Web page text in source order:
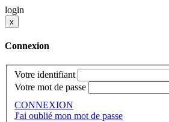
login
x
Connexion
Votre identifiant
Votre mot de passe
CONNEXION
J'ai oublié mon mot de passe